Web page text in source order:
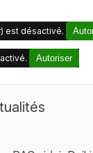
est désactivé.
Autoriser